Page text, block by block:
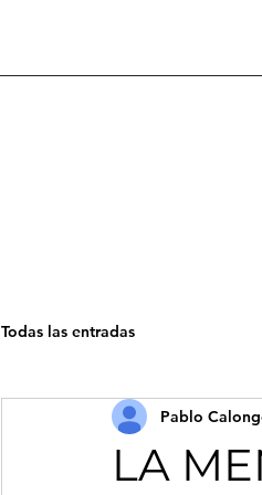
Todas las entradas
LA
Pablo